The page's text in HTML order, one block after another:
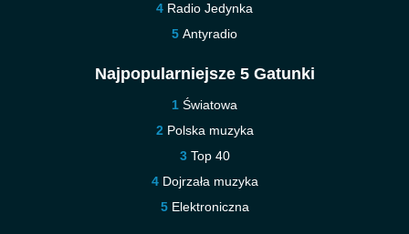
Radio Jedynka
Antyradio
Najpopularniejsze 5 Gatunki
Światowa
Polska muzyka
Top 40
Dojrzała muzyka
Elektroniczna